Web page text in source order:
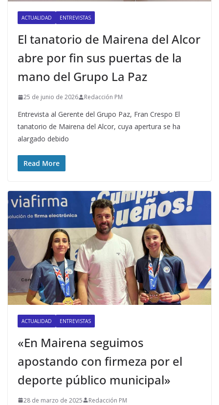
ACTUALIDAD ENTREVISTAS
El tanatorio de Mairena del Alcor
abre por fin sus puertas de la
mano del Grupo La Paz
25 de junio de 2026 Redacción PM
Entrevista al Gerente del Grupo Paz, Fran Crespo El
tanatorio de Mairena del Alcor, cuya apertura se ha
alargado debido
Read More
ACTUALIDAD ENTREVISTAS
«En Mairena seguimos
apostando con firmeza por el
deporte público municipal»
28 de marzo de 2025 Redacción PM